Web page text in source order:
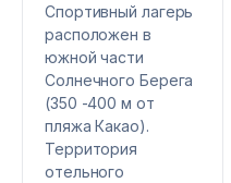
Спортивный лагерь
расположен в
южной части
Солнечного Берега
(350 -400 м от
пляжа Какао).
Территория
отельного